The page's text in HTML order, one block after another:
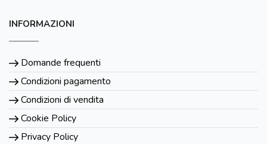
INFORMAZIONI
Domande frequenti
Condizioni pagamento
Condizioni di vendita
Cookie Policy
Privacy Policy